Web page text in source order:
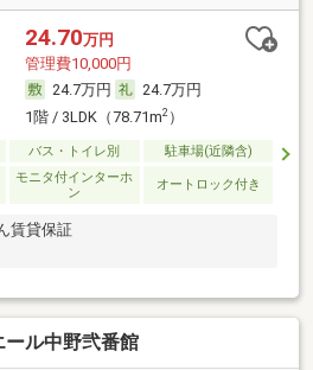
24.70万円
管理費10,000円
24.7万円
24.7万円
1階 / 3LDK（78.71m2）
バス・トイレ別 駐車場(近隣含)
モニタ付インターホ
ン
オートロック付き
賃貸保証
ール中野弐番館